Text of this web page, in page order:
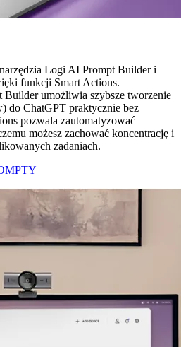
Logi AI Prompt Builder i
funkcji Smart Actions.
umożliwia szybsze tworzenie
do ChatGPT praktycznie bez
pozwala zautomatyzować
możesz zachować koncentrację i
zadaniach.